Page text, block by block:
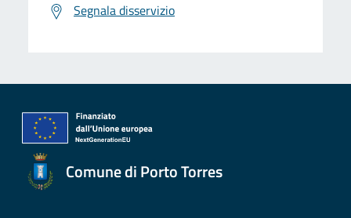
Segnala disservizio
Comune di Porto Torres